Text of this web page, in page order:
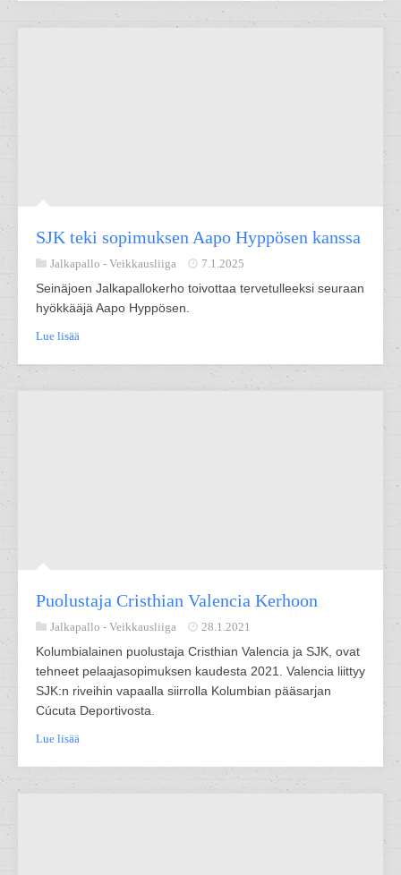
SJK teki sopimuksen Aapo Hyppösen kanssa
Jalkapallo - Veikkausliiga 7.1.2025
Seinäjoen Jalkapallokerho toivottaa tervetulleeksi seuraan
hyökkääjä Aapo Hyppösen.
Lue lisää
Puolustaja Cristhian Valencia Kerhoon
Jalkapallo - Veikkausliiga 28.1.2021
Kolumbialainen puolustaja Cristhian Valencia ja SJK, ovat
tehneet pelaajasopimuksen kaudesta 2021. Valencia liittyy
SJK:n riveihin vapaalla siirrolla Kolumbian pääsarjan
Cúcuta Deportivosta.
Lue lisää